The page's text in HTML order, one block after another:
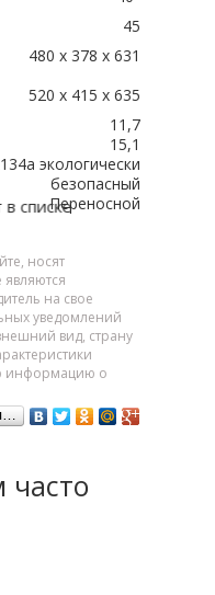
45
480 х 378 х 631
520 x 415 x 635
11,7
15,1
экологически
безопасный
Переносной
носят
на свое
уведомлений
вид, страну
информацию о
часто
списке